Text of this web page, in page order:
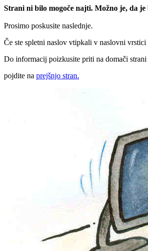
Strani ni bilo mogoče najti. Možno je, da
Prosimo poskusite naslednje.
Če ste spletni naslov vtipkali v naslovni
Do informacij poizkusite priti na domači strani
pojdite na prejšnjo stran.